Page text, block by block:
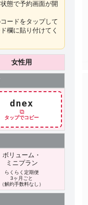
態で予約画面が開
ードをタップ して
欄に貼り付けてく
女性用
dnex
⧉
タップでコピー
ボリューム・
ミニプラン
らくらく定期便
3ヶ月ごと
（解約手数料なし）